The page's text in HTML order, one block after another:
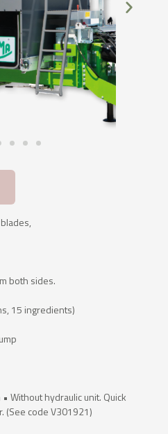
both sides.
15 ingredients)
Without hydraulic unit. Quick
(See code V301921)